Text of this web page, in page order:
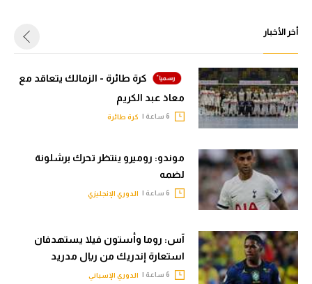
أخر الأخبار
كرة طائرة - الزمالك يتعاقد مع
معاذ عبد الكريم
كرة طائرة
موندو: روميرو ينتظر تحرك برشلونة
لضمه
الدوري الإنجليزي
آس: روما وأستون فيلا يستهدفان
استعارة إندريك من ريال مدريد
الدوري الإسباني